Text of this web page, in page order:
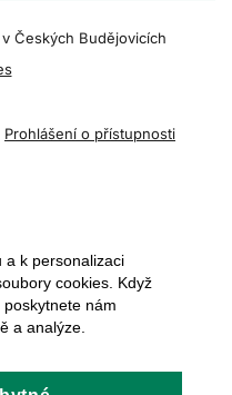
Českých Budějovicích
Prohlášení o přístupnosti
a k personalizaci
cookies. Když
poskytnete nám
a analýze.